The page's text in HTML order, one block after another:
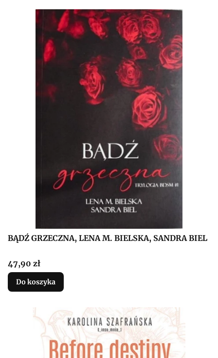
BĄDŹ GRZECZNA, LENA M. BIELSKA, SANDRA BIEL
Cena
47,90 zł
Do koszyka